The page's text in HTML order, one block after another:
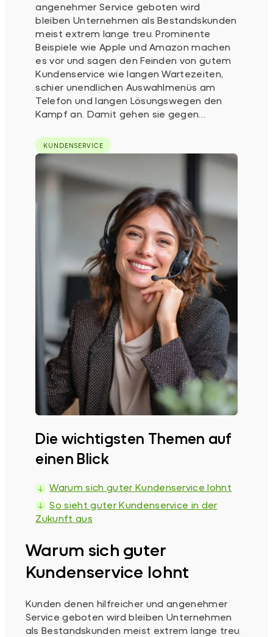
angenehmer Service geboten wird
bleiben Unternehmen als Bestandskunden
meist extrem lange treu. Prominente
Beispiele wie Apple und Amazon machen
es vor und sagen den Feinden von gutem
Kundenservice wie langen Wartezeiten,
schier unendlichen Auswahlmenüs am
Telefon und langen Lösungswegen den
Kampf an. Damit gehen sie gegen…
KUNDENSERVICE
Die wichtigsten Themen auf
einen Blick
Warum sich guter Kundenservice lohnt
So sieht guter Kundenservice in der
Zukunft aus
Warum sich guter
Kundenservice lohnt
Kunden denen hilfreicher und angenehmer
Service geboten wird bleiben Unternehmen
als Bestandskunden meist extrem lange treu.